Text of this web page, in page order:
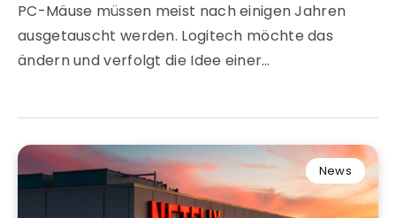
PC-Mäuse müssen meist nach einigen Jahren
ausgetauscht werden. Logitech möchte das
ändern und verfolgt die Idee einer…
News